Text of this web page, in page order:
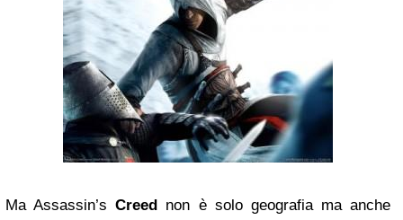
Ma Assassin’sCreed non è solo geografia ma anche